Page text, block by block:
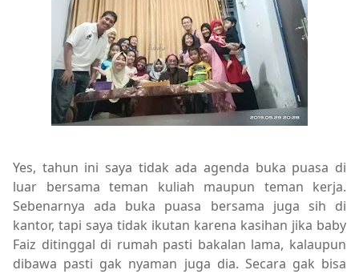
Yes, tahun ini saya tidak ada agenda buka puasa di
luar bersama teman kuliah maupun teman kerja.
Sebenarnya ada buka puasa bersama juga sih di
kantor, tapi saya tidak ikutan karena kasihan jika baby
Faiz ditinggal di rumah pasti bakalan lama, kalaupun
dibawa pasti gak nyaman juga dia. Secara gak bisa